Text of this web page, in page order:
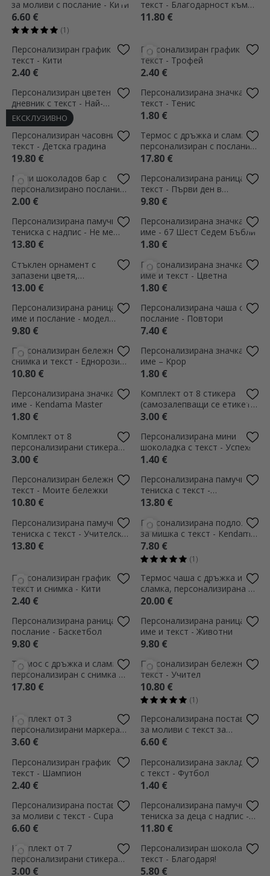
Термос с бяла основа,
персонализиран с текст -
Футбол
15.99 €
Персонализирана поставка
за моливи с снимка и текст
Комплект от 3
персонализирани маркери
за книги с снимка, име и
текст - Еднорози
3.60 €
Персонализиран магнит
10x10 с фотография и текст
- Първи ден в училище
2.60 €
Кутия за обяд,
персонализирана с текст -
Кити
11.80 €
Персонализирана раница с
текст - Капибара
9.80 €
Персонализирана памучна
тениска с име за учители -
Сърце
13.80 €
Персонализиран график с
текст и снимка - Медал
2.40 €
Персонализирана значка с
Персонализирана памучна
тениска за деца за училище
- Молив
11.80 €
Персонализирана чанта с
текст - Teacher Stuff
11.80 €
Персонализирана раница с
послание - Кити
9.80 €